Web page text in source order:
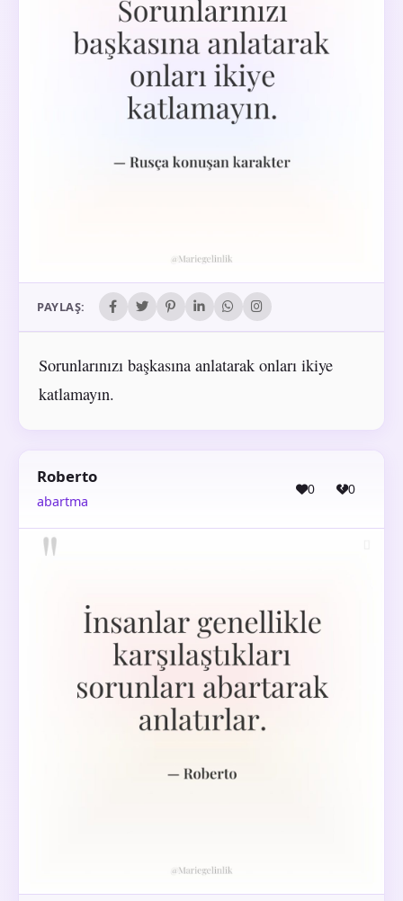
PAYLAŞ:
Sorunlarınızı başkasına anlatarak onları ikiye
katlamayın.
Roberto
abartma
0 0